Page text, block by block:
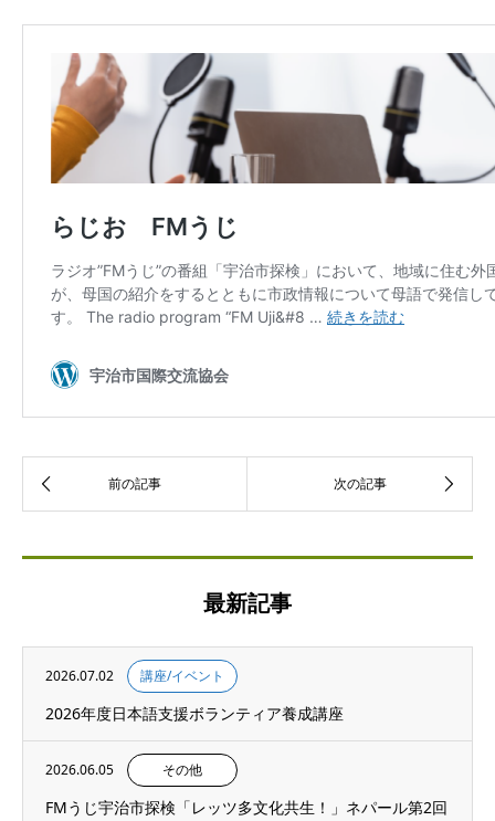
最新記事
2026.07.02 講座/イベント
2026年度日本語支援ボランティア養成講座
2026.06.05 その他
FMうじ宇治市探検「レッツ多文化共生！」ネパール第2回